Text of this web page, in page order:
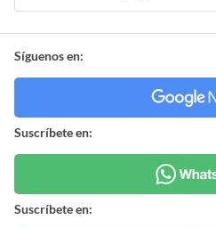
Síguenos en:
Suscríbete en:
Suscríbete en: